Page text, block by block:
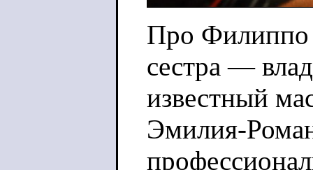
Про Филиппо
сестра —
известный
Эмилия-